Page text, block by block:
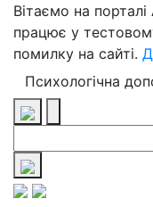
Вітаємо на
працює у
помилку на сайті.
Психологічна